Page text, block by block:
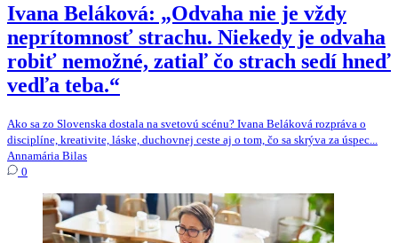
Ivana Beláková: „Odvaha nie je vždy
neprítomnosť strachu. Niekedy je odvaha
robiť nemožné, zatiaľ čo strach sedí hneď
vedľa teba.“
Ako sa zo Slovenska dostala na svetovú scénu? Ivana Beláková rozpráva o
disciplíne, kreativite, láske, duchovnej ceste aj o tom, čo sa skrýva za úspec...
Annamária Bilas
0